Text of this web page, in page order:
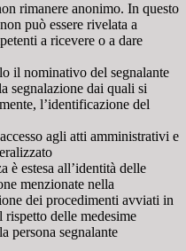
rimanere anonimo. In questo
può essere rivelata a
a ricevere o a dare
il nominativo del segnalante
segnalazione dai quali si
l’identificazione del
agli atti amministrativi e
è estesa all’identità delle
menzionate nella
dei procedimenti avviati in
rispetto delle medesime
persona segnalante